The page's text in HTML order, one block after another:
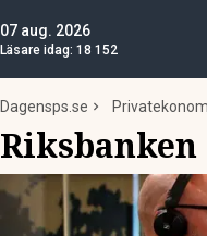
07 aug. 2026
Läsare idag: 18 152
Dagensps.se